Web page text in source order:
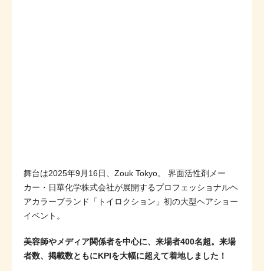
舞台は2025年9月16日、Zouk Tokyo。 界面活性剤メー
カー・日華化学株式会社が展開するプロフェッショナルヘ
アカラーブランド「トイロクション」初の大型ヘアショー
イベント。
美容師やメディア関係者を中心に、来場者400名超。来場
者数、掲載数ともにKPIを大幅に超えて着地しました！